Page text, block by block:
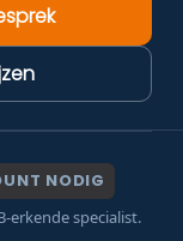
NODIG
erkende specialist.